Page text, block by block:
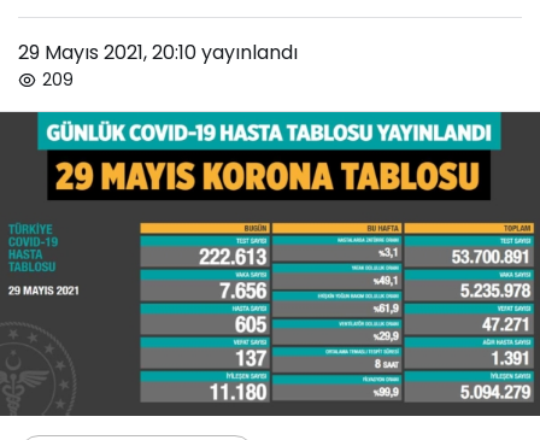
29 Mayıs 2021, 20:10yayınlandı
209